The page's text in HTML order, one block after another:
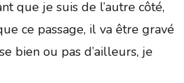
que je suis de l’autre côté,
ce passage, il va être gravé
bien ou pas d’ailleurs, je